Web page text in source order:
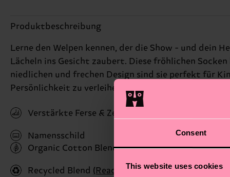
Consent
This website uses cookies
Produktbeschreibung
Lerne den Welpen kennen, der die Show - und dein
Lächeln ins Gesicht zaubert. Diese fröhlichen
niedlichen und frechen Design sind sie perfekt für
Persönlichkeit zu verleihen und ein modisches
Verstärkte Ferse & Zehen
Namensschild
Organic Cotton Blend(Read more here)
Recycled Blend (Read more here)